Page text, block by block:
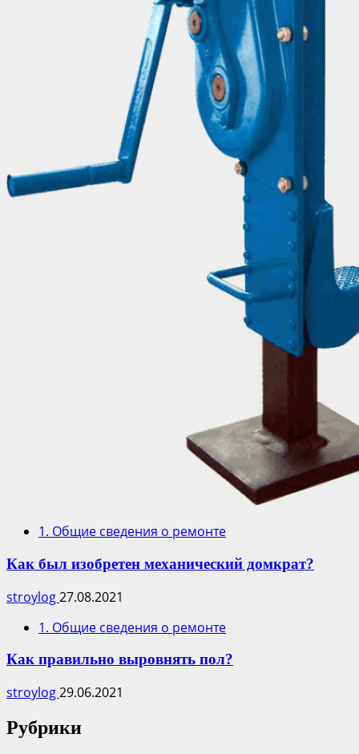
1. Общие сведения о ремонте
Как был изобретен механический домкрат?
stroylog27.08.2021
1. Общие сведения о ремонте
Как правильно выровнять пол?
stroylog29.06.2021
Рубрики